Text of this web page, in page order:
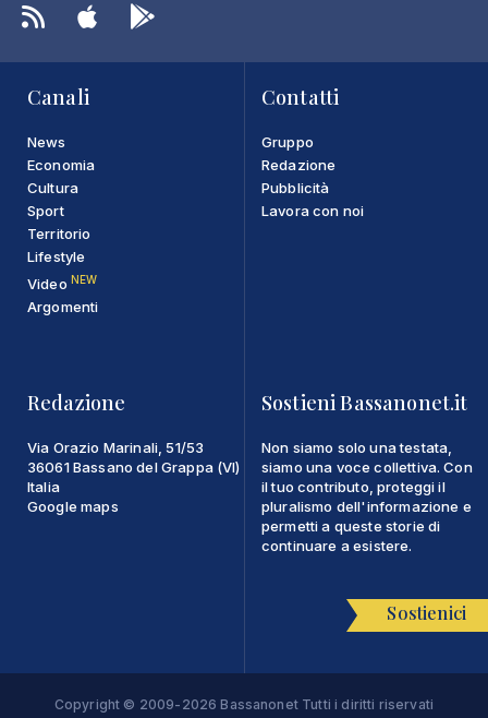
Canali
News
Economia
Cultura
Sport
Territorio
Lifestyle
Video NEW
Argomenti
Contatti
Gruppo
Redazione
Pubblicità
Lavora con noi
Redazione
Via Orazio Marinali, 51/53
36061 Bassano del Grappa (VI)
Italia
Google maps
Sostieni Bassanonet.it
Non siamo solo una testata,
siamo una voce collettiva. Con
il tuo contributo, proteggi il
pluralismo dell'informazione e
permetti a queste storie di
continuare a esistere.
Sostienici
Copyright © 2009-2026 Bassanonet Tutti i diritti riservati